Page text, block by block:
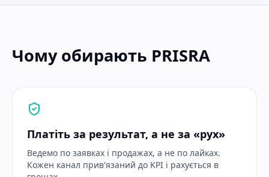
Чому обирають PRISRA
Платіть за результат, а не за «рух»
Ведемо по заявках і продажах, а не по лайках.
Кожен канал прив'язаний до KPI і рахується в